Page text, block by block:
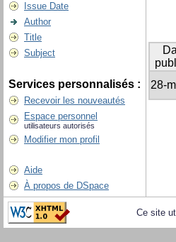
Issue Date
Author
Title
Subject
Services personnalisés :
Recevoir les nouveautés
Espace personnel
utilisateurs autorisés
Modifier mon profil
Aide
À propos de DSpace
28-
Ce site